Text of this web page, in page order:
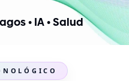
• IA • Salud